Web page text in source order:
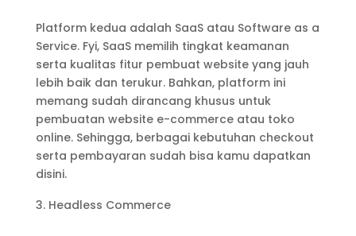
Platform kedua adalah SaaS atau Software as a
Service. Fyi, SaaS memilih tingkat keamanan
serta kualitas fitur pembuat website yang jauh
lebih baik dan terukur. Bahkan, platform ini
memang sudah dirancang khusus untuk
pembuatan website e-commerce atau toko
online. Sehingga, berbagai kebutuhan checkout
serta pembayaran sudah bisa kamu dapatkan
disini.
Headless Commerce